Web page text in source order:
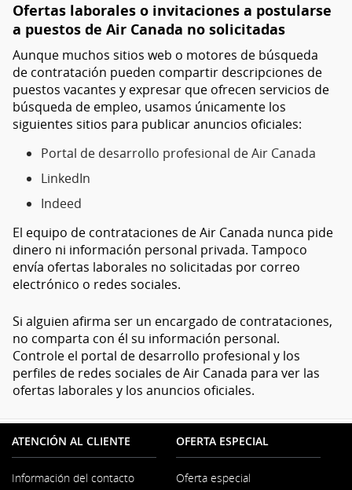
Ofertas laborales o invitaciones a postularse
a puestos de Air Canada no solicitadas
Aunque muchos sitios web o motores de búsqueda
de contratación pueden compartir descripciones de
puestos vacantes y expresar que ofrecen servicios de
búsqueda de empleo, usamos únicamente los
siguientes sitios para publicar anuncios oficiales:
Portal de desarrollo profesional de Air Canada
LinkedIn
Indeed
El equipo de contrataciones de Air Canada nunca pide
dinero ni información personal privada. Tampoco
envía ofertas laborales no solicitadas por correo
electrónico o redes sociales.
Si alguien afirma ser un encargado de contrataciones,
no comparta con él su información personal.
Controle el portal de desarrollo profesional y los
perfiles de redes sociales de Air Canada para ver las
ofertas laborales y los anuncios oficiales.
ATENCIÓN AL CLIENTE
Información del contacto
OFERTA ESPECIAL
Oferta especial